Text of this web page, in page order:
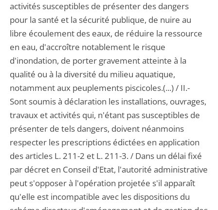
activités susceptibles de présenter des dangers
pour la santé et la sécurité publique, de nuire au
libre écoulement des eaux, de réduire la ressource
en eau, d'accroître notablement le risque
d'inondation, de porter gravement atteinte à la
qualité ou à la diversité du milieu aquatique,
notamment aux peuplements piscicoles.(...) / II.-
Sont soumis à déclaration les installations, ouvrages,
travaux et activités qui, n'étant pas susceptibles de
présenter de tels dangers, doivent néanmoins
respecter les prescriptions édictées en application
des articles L. 211-2 et L. 211-3. / Dans un délai fixé
par décret en Conseil d'Etat, l'autorité administrative
peut s'opposer à l'opération projetée s'il apparaît
qu'elle est incompatible avec les dispositions du